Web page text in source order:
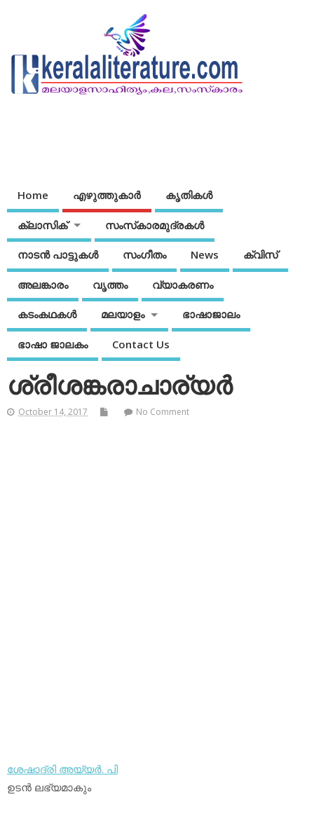
Home എഴുത്തുകാര്‍ കൃതികൾ
ക്ലാസിക് സംസ്‌കാരമുദ്രകള്‍
നാടന്‍ പാട്ടുകള്‍ സംഗീതം News ക്വിസ്
അലങ്കാരം വൃത്തം വ്യാകരണം
കടംകഥകള്‍ മലയാളം ഭാഷാജാലം
ഭാഷാ ജാലകം Contact Us
ശ്രീശങ്കരാചാര്യര്‍
October 14, 2017 No Comment
ശേഷാദ്രി അയ്യര്‍. പി
ഉടന്‍ ലഭ്യമാകും